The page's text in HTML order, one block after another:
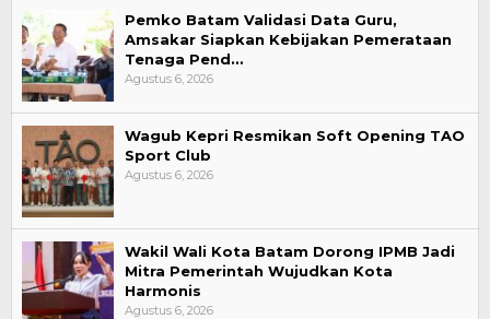
Pemko Batam Validasi Data Guru,
Amsakar Siapkan Kebijakan Pemerataan
Tenaga Pend…
Agustus 6, 2026
Wagub Kepri Resmikan Soft Opening TAO
Sport Club
Agustus 6, 2026
Wakil Wali Kota Batam Dorong IPMB Jadi
Mitra Pemerintah Wujudkan Kota
Harmonis
Agustus 6, 2026